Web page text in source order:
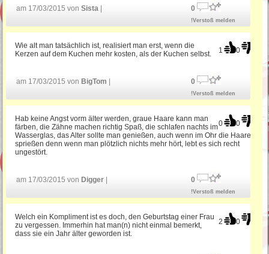
am 17/03/2015 vonSista 0
!Verstoß melden
1 0
Wie alt man tatsächlich ist, realisiert man erst, wenn die
Kerzen auf dem Kuchen mehr kosten, als der Kuchen selbst.
am 17/03/2015 von BigTom 0
!Verstoß melden
0 0
Hab keine Angst vorm älter werden, graue Haare kann man
färben, die Zähne machen richtig Spaß, die schlafen nachts im
Wasserglas, das Alter sollte man genießen, auch wenn im Ohr die Haare
sprießen denn wenn man plötzlich nichts mehr hört, lebt es sich recht
ungestört.
am 17/03/2015 von Digger 0
!Verstoß melden
2 0
Welch ein Kompliment ist es doch, den Geburtstag einer Frau
zu vergessen. Immerhin hat man(n) nicht einmal bemerkt,
dass sie ein Jahr älter geworden ist.